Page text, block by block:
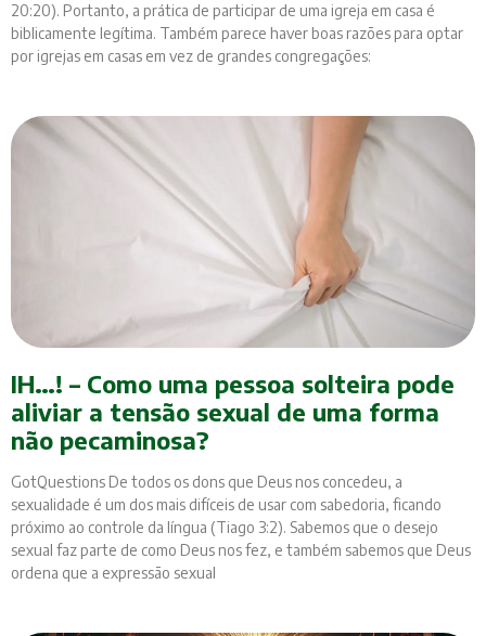
20:20). Portanto, a prática de participar de uma igreja em casa é
biblicamente legítima. Também parece haver boas razões para optar
por igrejas em casas em vez de grandes congregações:
IH…! – Como uma pessoa solteira pode
aliviar a tensão sexual de uma forma
não pecaminosa?
GotQuestions De todos os dons que Deus nos concedeu, a
sexualidade é um dos mais difíceis de usar com sabedoria, ficando
próximo ao controle da língua (Tiago 3:2). Sabemos que o desejo
sexual faz parte de como Deus nos fez, e também sabemos que Deus
ordena que a expressão sexual